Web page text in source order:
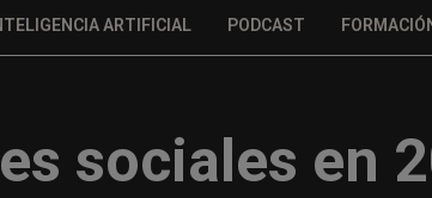
ARTIFICIAL PODCAST
sociales en